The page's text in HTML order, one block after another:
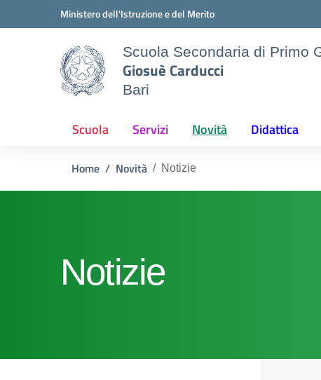
Ministero dell'Istruzione e del Merito
Scuola Secondaria di Primo
Giosuè Carducci
Bari
Scuola Servizi Novità Didattica
Home Novità Notizie
Notizie